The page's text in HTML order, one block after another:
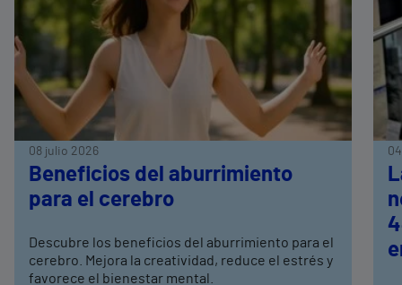
08 julio 2026
Beneficios del aburrimiento
para el cerebro
Descubre los beneficios del aburrimiento para el
cerebro. Mejora la creatividad, reduce el estrés y
favorece el bienestar mental.